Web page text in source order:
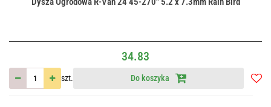
34.83
szt. Do koszyka